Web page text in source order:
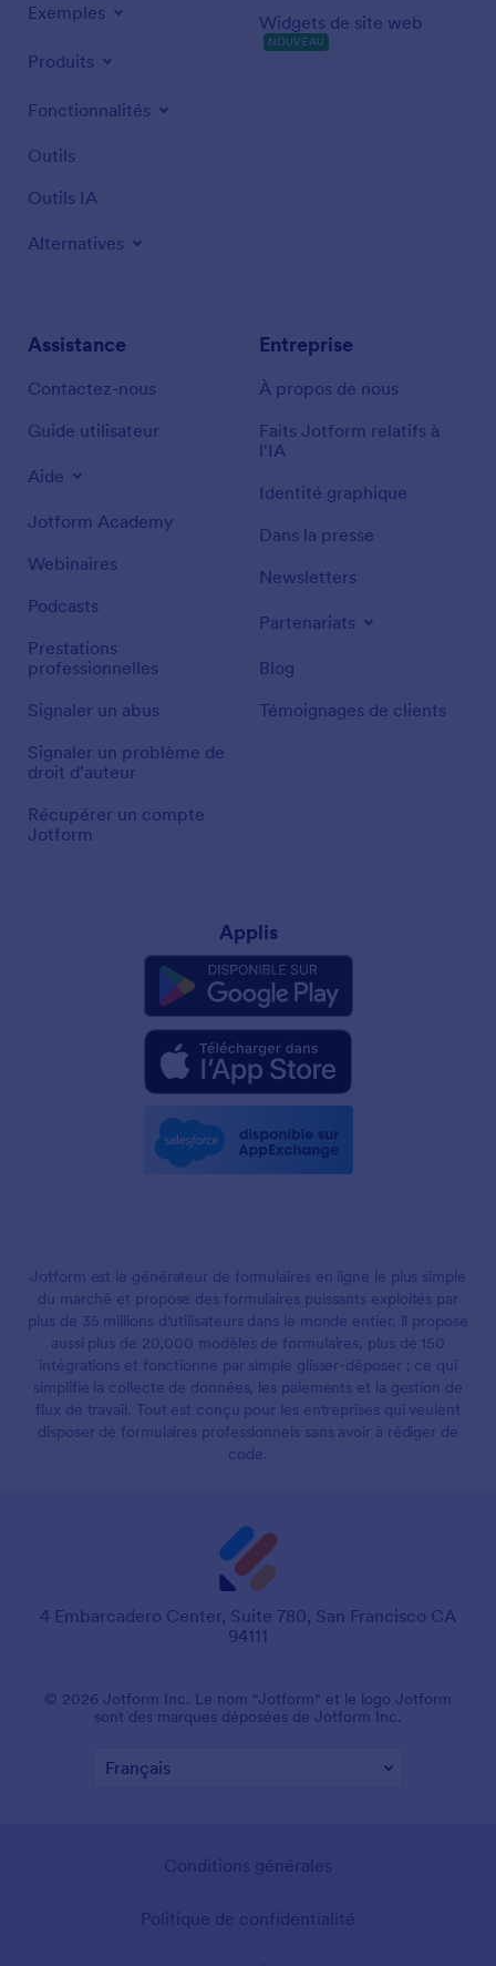
Exemples
Produits
Fonctionnalités
Outils
Outils IA
Alternatives
Widgets de site web
NOUVEAU
Assistance
Contactez-nous
Guide utilisateur
Aide
Jotform Academy
Webinaires
Podcasts
Prestations
professionnelles
Signaler un abus
Signaler un problème de
droit d'auteur
Récupérer un compte
Jotform
Entreprise
À propos de nous
Faits Jotform relatifs à
l'IA
Identité graphique
Dans la presse
Newsletters
Partenariats
Blog
Témoignages de clients
Applis
Jotform est le générateur de formulaires en ligne le plus simple
du marché et propose des formulaires puissants exploités par
plus de 35 millions d'utilisateurs dans le monde entier. Il propose
aussi plus de 20,000 modèles de formulaires, plus de 150
intégrations et fonctionne par simple glisser-déposer ; ce qui
simplifie la collecte de données, les paiements et la gestion de
flux de travail. Tout est conçu pour les entreprises qui veulent
disposer de formulaires professionnels sans avoir à rédiger de
code.
4 Embarcadero Center, Suite 780, San Francisco CA
94111
© 2026 Jotform Inc. Le nom "Jotform" et le logo Jotform
sont des marques déposées de Jotform Inc.
Conditions générales
Politique de confidentialité